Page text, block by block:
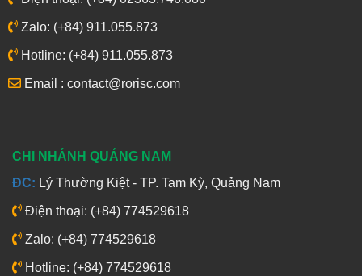
Zalo: (+84) 911.055.873
Hotline: (+84) 911.055.873
Email : contact@rorisc.com
CHI NHÁNH QUẢNG NAM
ĐC: Lý Thường Kiệt - TP. Tam Kỳ, Quảng Nam
Điện thoại: (+84) 774529618
Zalo: (+84) 774529618
Hotline: (+84) 774529618